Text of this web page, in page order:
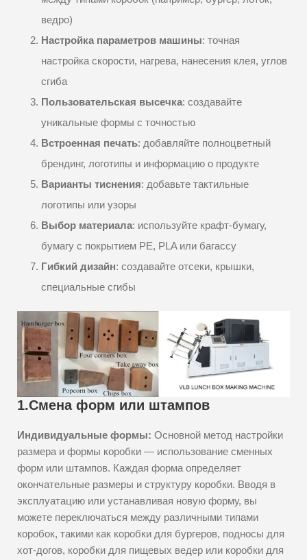
ведро)
Настройка параметров машины: точная
настройка скорости, нагрева, нанесения клея, углов
сгиба
Пользовательская высечка: создавайте
уникальные формы с точностью
Встроенная печать: добавляйте полноцветный
брендинг, логотипы и информацию о продукте
Варианты тиснения: добавьте тактильные
логотипы или узоры
Выбор материала: используйте крафт-бумагу,
бумагу с покрытием PE, PLA или багассу
Гибкий дизайн: создавайте отсеки, крышки,
специальные сгибы
1.Смена форм или штампов
Индивидуальные формы: Основной метод настройки
размера и формы коробки — использование сменных
форм или штампов. Каждая форма определяет
окончательные размеры и структуру коробки. Вводя в
эксплуатацию или устанавливая новую форму, вы
можете переключаться между различными типами
коробок, такими как коробки для бургеров, подносы для
хот-догов, коробки для пищевых ведер или коробки для